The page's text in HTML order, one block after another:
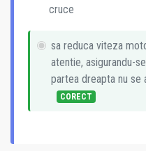
cruce
sa reduca viteza
atentie, asigurandu-
partea dreapta nu se
CORECT